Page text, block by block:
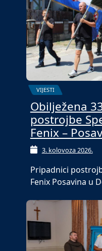
VIJESTI
Obilježena
postrojbe
Fenix –
3. kolovoza 2026.
Pripadnici
Fenix Posavina u